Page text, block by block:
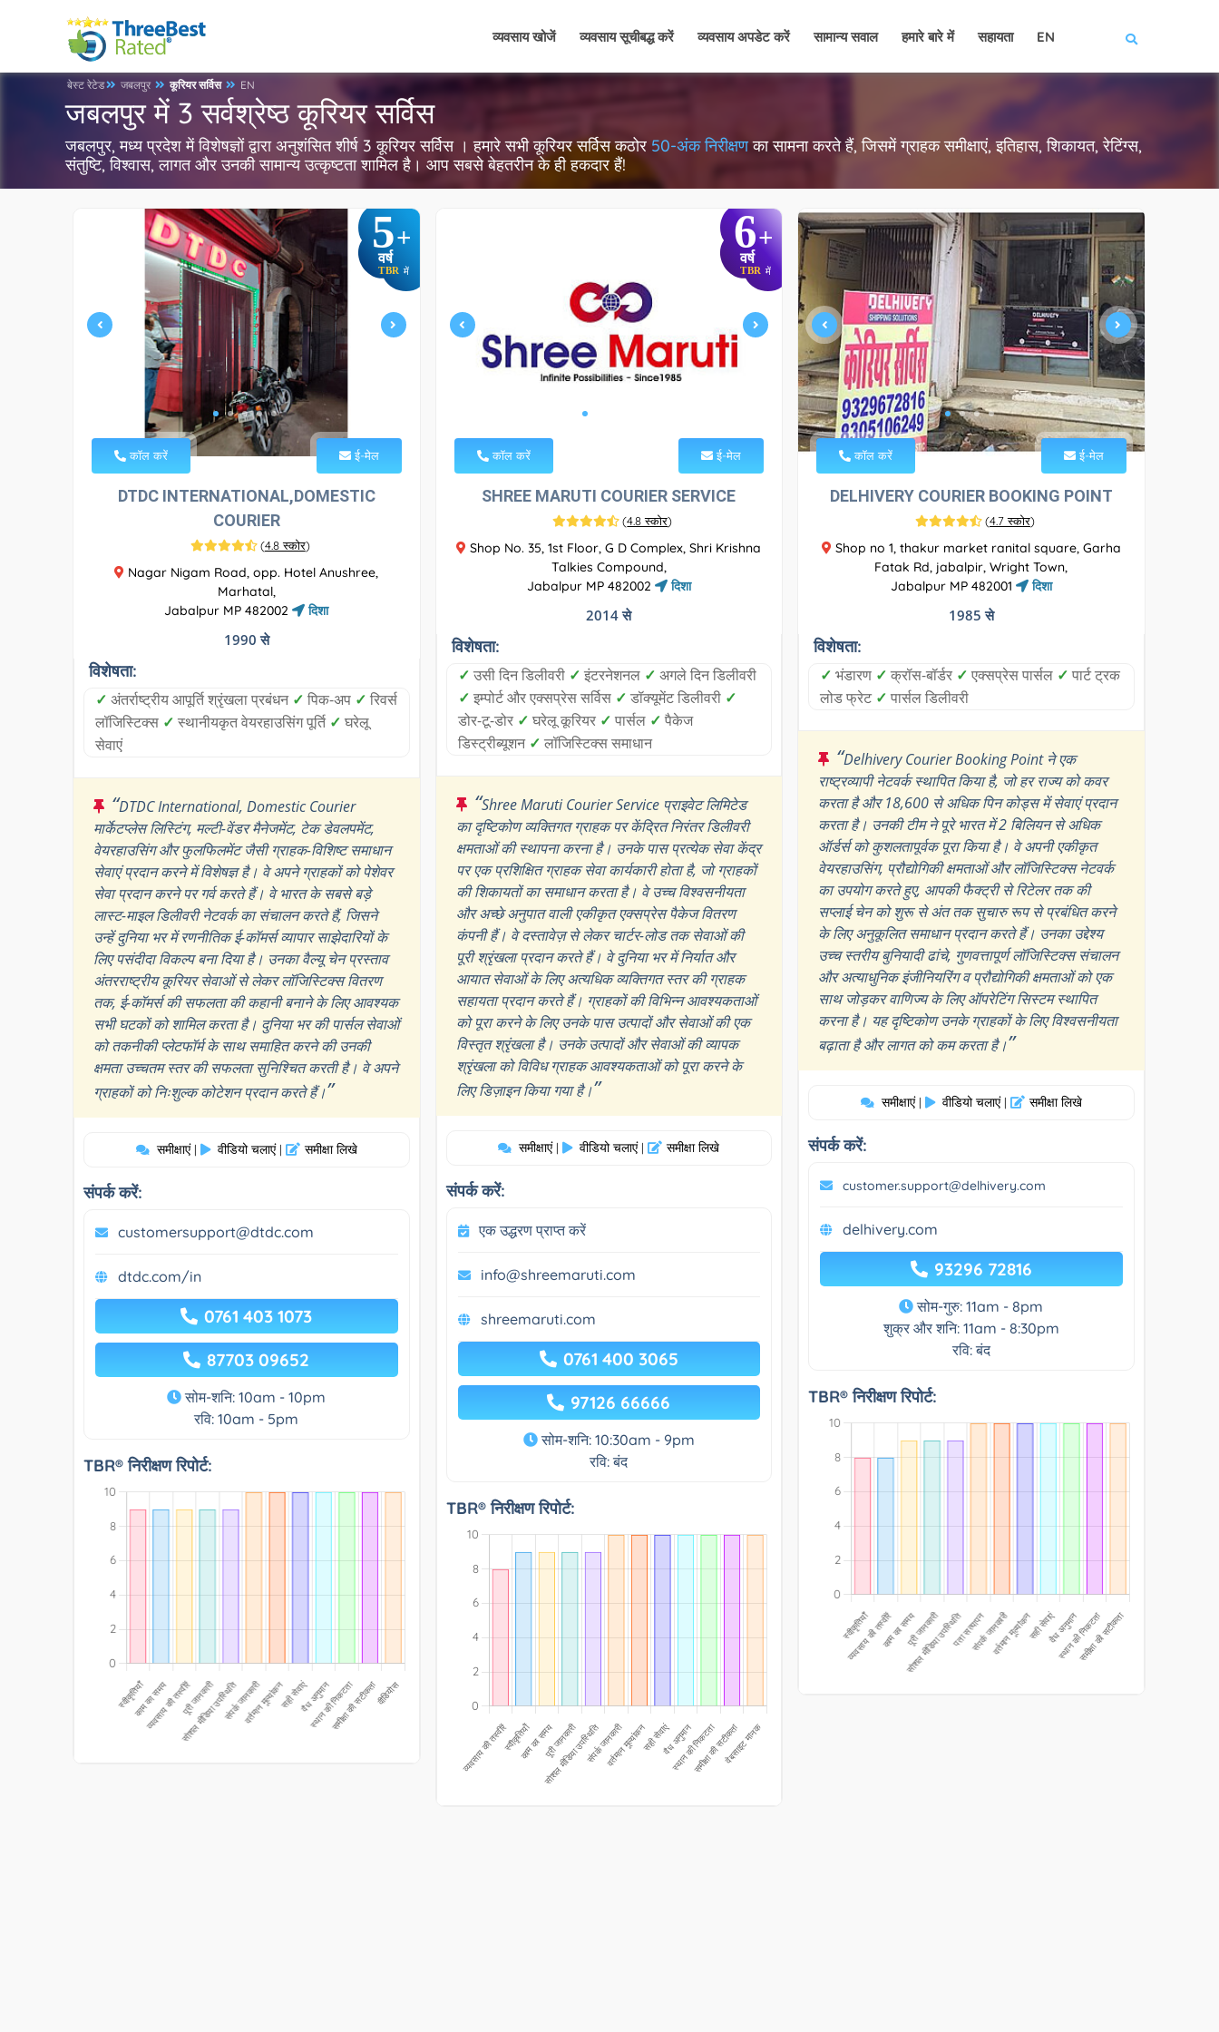
व्यवसाय खोजें व्यवसाय सूचीबद्ध करें व्यवसाय अपडेट करें सामान्य सवाल हमारे बारे में सहायता EN
बेस्ट रेटेड जबलपुर कूरियर सर्विस EN
जबलपुर में 3 सर्वश्रेष्ठ कूरियर सर्विस
जबलपुर, मध्य प्रदेश में विशेषज्ञों द्वारा अनुशंसित शीर्ष 3 कूरियर सर्विस । हमारे सभी कूरियर सर्विस कठोर 50-अंक निरीक्षणका सामना करते हैं, जिसमें ग्राहक समीक्षाएं, इतिहास, शिकायत, रेटिंग्स,
संतुष्टि, विश्वास, लागत और उनकी सामान्य उत्कृष्टता शामिल है। आप सबसे बेहतरीन के ही हकदार हैं!
5+
वर्ष
TBR में
कॉल करें ई-मेल
DTDC INTERNATIONAL,DOMESTIC
COURIER
(4.8 स्कोर)
Nagar Nigam Road, opp. Hotel Anushree,
Marhatal,
Jabalpur MP 482002
दिशा
1990 से
विशेषता:
✓ अंतर्राष्ट्रीय आपूर्ति श्रृंखला प्रबंधन ✓ पिक-अप ✓ रिवर्स
लॉजिस्टिक्स ✓ स्थानीयकृत वेयरहाउसिंग पूर्ति ✓ घरेलू
सेवाएं
“DTDC International, Domestic Courier
मार्केटप्लेस लिस्टिंग, मल्टी-वेंडर मैनेजमेंट, टेक डेवलपमेंट,
वेयरहाउसिंग और फुलफिलमेंट जैसी ग्राहक-विशिष्ट समाधान
सेवाएं प्रदान करने में विशेषज्ञ है। वे अपने ग्राहकों को पेशेवर
सेवा प्रदान करने पर गर्व करते हैं। वे भारत के सबसे बड़े
लास्ट-माइल डिलीवरी नेटवर्क का संचालन करते हैं, जिसने
उन्हें दुनिया भर में रणनीतिक ई-कॉमर्स व्यापार साझेदारियों के
लिए पसंदीदा विकल्प बना दिया है। उनका वैल्यू चेन प्रस्ताव
अंतरराष्ट्रीय कूरियर सेवाओं से लेकर लॉजिस्टिक्स वितरण
तक, ई-कॉमर्स की सफलता की कहानी बनाने के लिए आवश्यक
सभी घटकों को शामिल करता है। दुनिया भर की पार्सल सेवाओं
को तकनीकी प्लेटफॉर्म के साथ समाहित करने की उनकी
क्षमता उच्चतम स्तर की सफलता सुनिश्चित करती है। वे अपने
ग्राहकों को निःशुल्क कोटेशन प्रदान करते हैं।”
समीक्षाएं | वीडियो चलाएं | समीक्षा लिखे
संपर्क करें:
customersupport@dtdc.com
dtdc.com/in
0761 403 1073
87703 09652
सोम-शनि: 10am - 10pm
रवि: 10am - 5pm
TBR® निरीक्षण रिपोर्ट:
6+
वर्ष
TBR में
कॉल करें ई-मेल
SHREE MARUTI COURIER SERVICE
(4.8 स्कोर)
Shop No. 35, 1st Floor, G D Complex, Shri Krishna
Talkies Compound,
Jabalpur MP 482002
दिशा
2014 से
विशेषता:
✓ उसी दिन डिलीवरी ✓ इंटरनेशनल ✓ अगले दिन डिलीवरी
✓ इम्पोर्ट और एक्सप्रेस सर्विस ✓ डॉक्यूमेंट डिलीवरी ✓
डोर-टू-डोर ✓ घरेलू कूरियर ✓ पार्सल ✓ पैकेज
डिस्ट्रीब्यूशन ✓ लॉजिस्टिक्स समाधान
“Shree Maruti Courier Service प्राइवेट लिमिटेड
का दृष्टिकोण व्यक्तिगत ग्राहक पर केंद्रित निरंतर डिलीवरी
क्षमताओं की स्थापना करना है। उनके पास प्रत्येक सेवा केंद्र
पर एक प्रशिक्षित ग्राहक सेवा कार्यकारी होता है, जो ग्राहकों
की शिकायतों का समाधान करता है। वे उच्च विश्वसनीयता
और अच्छे अनुपात वाली एकीकृत एक्सप्रेस पैकेज वितरण
कंपनी हैं। वे दस्तावेज़ से लेकर चार्टर-लोड तक सेवाओं की
पूरी श्रृंखला प्रदान करते हैं। वे दुनिया भर में निर्यात और
आयात सेवाओं के लिए अत्यधिक व्यक्तिगत स्तर की ग्राहक
सहायता प्रदान करते हैं। ग्राहकों की विभिन्न आवश्यकताओं
को पूरा करने के लिए उनके पास उत्पादों और सेवाओं की एक
विस्तृत श्रृंखला है। उनके उत्पादों और सेवाओं की व्यापक
श्रृंखला को विविध ग्राहक आवश्यकताओं को पूरा करने के
लिए डिज़ाइन किया गया है।”
समीक्षाएं | वीडियो चलाएं | समीक्षा लिखे
संपर्क करें:
एक उद्धरण प्राप्त करें
info@shreemaruti.com
shreemaruti.com
0761 400 3065
97126 66666
सोम-शनि: 10:30am - 9pm
रवि: बंद
TBR® निरीक्षण रिपोर्ट:
कॉल करें ई-मेल
DELHIVERY COURIER BOOKING POINT
(4.7 स्कोर)
Shop no 1, thakur market ranital square, Garha
Fatak Rd, jabalpir, Wright Town,
Jabalpur MP 482001
दिशा
1985 से
विशेषता:
✓ भंडारण ✓ क्रॉस-बॉर्डर ✓ एक्सप्रेस पार्सल ✓ पार्ट ट्रक
लोड फ्रेट ✓ पार्सल डिलीवरी
“Delhivery Courier Booking Point ने एक
राष्ट्रव्यापी नेटवर्क स्थापित किया है, जो हर राज्य को कवर
करता है और 18,600 से अधिक पिन कोड्स में सेवाएं प्रदान
करता है। उनकी टीम ने पूरे भारत में 2 बिलियन से अधिक
ऑर्डर्स को कुशलतापूर्वक पूरा किया है। वे अपनी एकीकृत
वेयरहाउसिंग, प्रौद्योगिकी क्षमताओं और लॉजिस्टिक्स नेटवर्क
का उपयोग करते हुए, आपकी फैक्ट्री से रिटेलर तक की
सप्लाई चेन को शुरू से अंत तक सुचारु रूप से प्रबंधित करने
के लिए अनुकूलित समाधान प्रदान करते हैं। उनका उद्देश्य
उच्च स्तरीय बुनियादी ढांचे, गुणवत्तापूर्ण लॉजिस्टिक्स संचालन
और अत्याधुनिक इंजीनियरिंग व प्रौद्योगिकी क्षमताओं को एक
साथ जोड़कर वाणिज्य के लिए ऑपरेटिंग सिस्टम स्थापित
करना है। यह दृष्टिकोण उनके ग्राहकों के लिए विश्वसनीयता
बढ़ाता है और लागत को कम करता है।”
समीक्षाएं | वीडियो चलाएं | समीक्षा लिखे
संपर्क करें:
customer.support@delhivery.com
delhivery.com
93296 72816
सोम-गुरु: 11am - 8pm
शुक्र और शनि: 11am - 8:30pm
रवि: बंद
TBR® निरीक्षण रिपोर्ट: